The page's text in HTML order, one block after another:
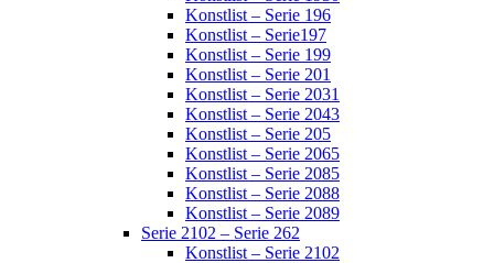
Konstlist – Serie 196
Konstlist – Serie197
Konstlist – Serie 199
Konstlist – Serie 201
Konstlist – Serie 2031
Konstlist – Serie 2043
Konstlist – Serie 205
Konstlist – Serie 2065
Konstlist – Serie 2085
Konstlist – Serie 2088
Konstlist – Serie 2089
Serie 2102 – Serie 262
Konstlist – Serie 2102